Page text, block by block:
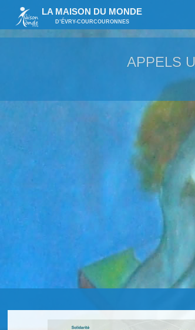
LA MAISON DU MONDE
D’ÉVRY-COURCOURONNES
APPELS